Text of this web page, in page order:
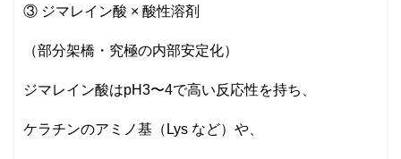
③ ジマレイン酸 × 酸性溶剤
（部分架橋・究極の内部安定化）
ジマレイン酸はpH3〜4で高い反応性を持ち、
ケラチンのアミノ基（Lys など）や、